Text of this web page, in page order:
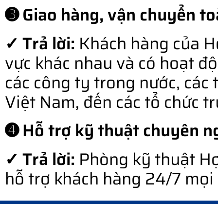
➌ Giao hàng, vận chuyển
✓ Trả lời: Khách hàng của
vực khác nhau và có hoạt
các công ty trong nước,
Việt Nam, đến các tổ chức
➍ Hỗ trợ kỹ thuật chuyên
✓ Trả lời: Phòng kỹ thuật
hỗ trợ khách hàng 24/7 mọi